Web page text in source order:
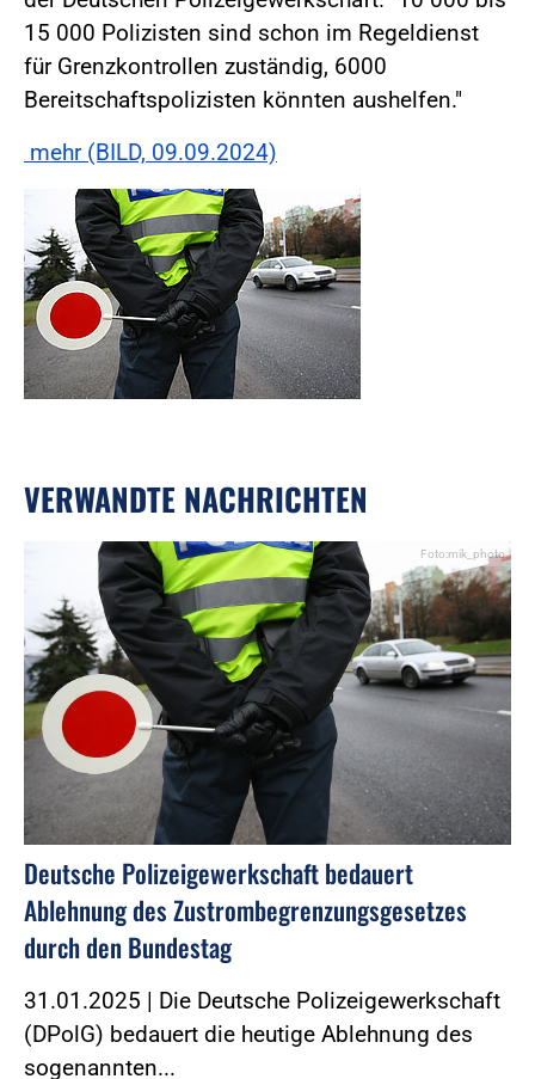
15 000 Polizisten sind schon im Regeldienst
für Grenzkontrollen zuständig, 6000
Bereitschaftspolizisten könnten aushelfen."
mehr (BILD, 09.09.2024)
VERWANDTE NACHRICHTEN
Foto:mik_photo
Deutsche Polizeigewerkschaft bedauert
Ablehnung des Zustrombegrenzungsgesetzes
durch den Bundestag
31.01.2025 | Die Deutsche Polizeigewerkschaft
(DPolG) bedauert die heutige Ablehnung des
sogenannten...